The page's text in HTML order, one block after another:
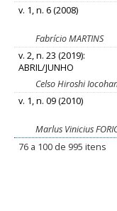
v. 1, n. 6 (2008)
Fabrício MARTINS
v. 2, n. 23 (2019):
ABRIL/JUNHO
Celso Hiroshi
v. 1, n. 09 (2010)
Marlus Vinicius
76 a 100 de 995 itens